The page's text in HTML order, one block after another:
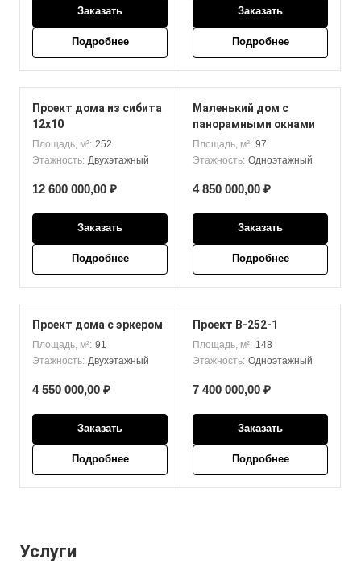
Заказать
Подробнее
Заказать
Подробнее
Проект дома из сибита
12x10
Площадь, м²: 252
Этажность: Двухэтажный
12 600 000,00 ₽
Заказать
Подробнее
Маленький дом с
панорамными окнами
Площадь, м²: 97
Этажность: Одноэтажный
4 850 000,00 ₽
Заказать
Подробнее
Проект дома с эркером
Площадь, м²: 91
Этажность: Двухэтажный
4 550 000,00 ₽
Заказать
Подробнее
Проект В-252-1
Площадь, м²: 148
Этажность: Одноэтажный
7 400 000,00 ₽
Заказать
Подробнее
Услуги